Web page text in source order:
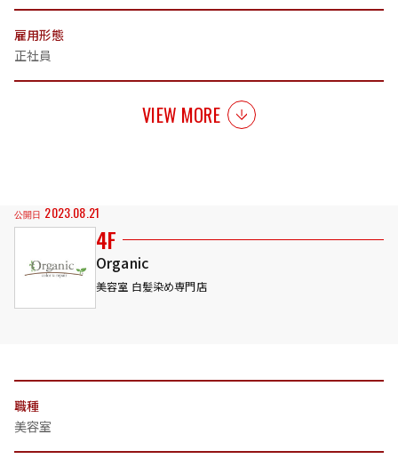
雇用形態
正社員
VIEW MORE
公開日 2023.08.21
4F
Organic
美容室 白髪染め専門店
職種
美容室